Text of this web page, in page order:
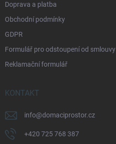
Doprava a platba
Obchodní podmínky
GDPR
Formulář pro odstoupení od smlouvy
Reklamační formulář
KONTAKT
info@domaciprostor.cz
+420 725 768 387